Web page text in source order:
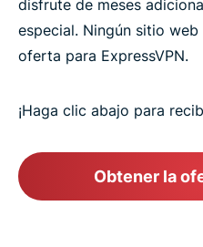
disfrute de meses
especial. Ningún sitio
oferta para ExpressVPN.
¡Haga clic abajo para
Obtener la